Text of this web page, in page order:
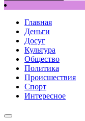
Главная
Деньги
Досуг
Культура
Общество
Политика
Происшествия
Спорт
Интересное